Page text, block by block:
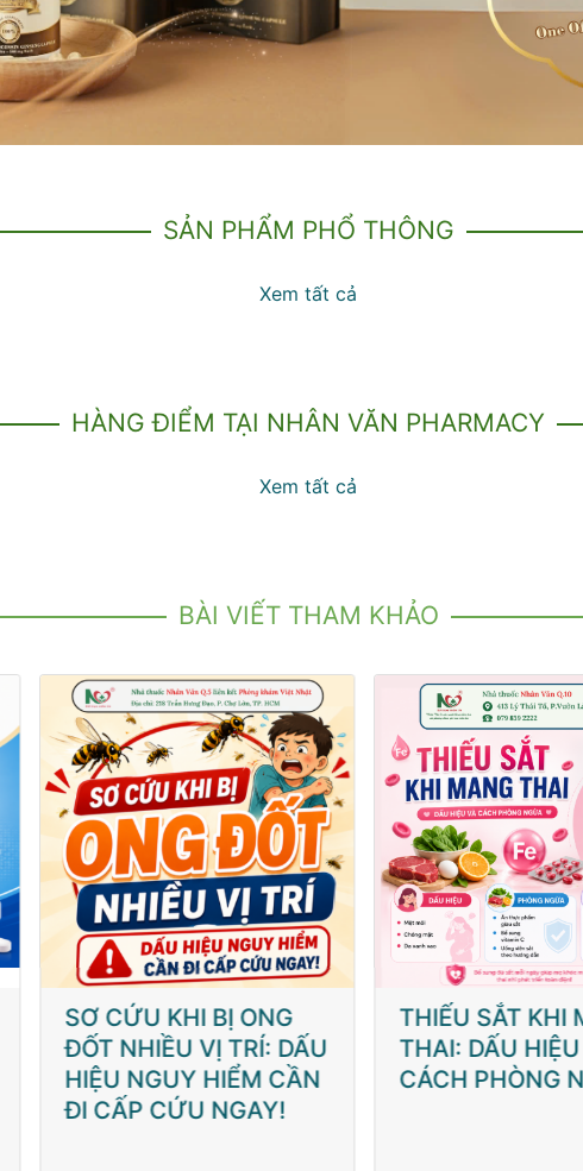
SẢN PHẨM PHỔ THÔNG
Xem tất cả
HÀNG ĐIỂM TẠI NHÂN VĂN PHARMACY
Xem tất cả
BÀI VIẾT THAM KHẢO
SƠ CỨU KHI BỊ ONG
ĐỐT NHIỀU VỊ TRÍ: DẤU
HIỆU NGUY HIỂM CẦN
ĐI CẤP CỨU NGAY!
THIẾU SẮT KHI MANG
THAI: DẤU HIỆU VÀ
CÁCH PHÒNG NGỪA